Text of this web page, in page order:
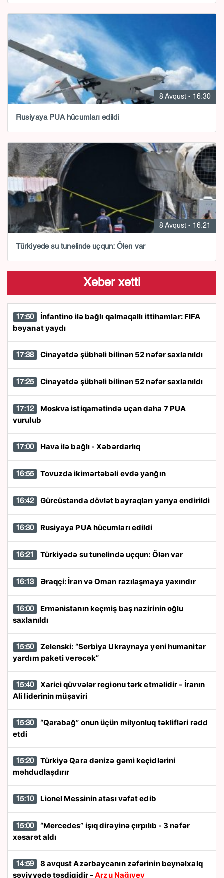
8 Avqust - 16:30
Rusiyaya PUA hücumları edildi
8 Avqust - 16:21
Türkiyədə su tunelində uçqun: Ölən var
Xəbər xətti
17:50
bəyanat yaydı
17:38 Cinayətdə şübhəli bilinən 52 nəfər saxlanıldı
17:25 Cinayətdə şübhəli bilinən 52 nəfər saxlanıldı
17:12
vurulub
17:00 Hava ilə bağlı - Xəbərdarlıq
16:55 Tovuzda ikimərtəbəli evdə yanğın
16:42 Gürcüstanda dövlət bayraqları yarıya endirildi
16:30 Rusiyaya PUA hücumları edildi
16:21 Türkiyədə su tunelində uçqun: Ölən var
16:13 Əraqçi: İran və Oman razılaşmaya yaxındır
16:00
saxlanıldı
15:50
yardım paketi verəcək”
15:40
Ali liderinin müşaviri
15:30
etdi
15:20
məhdudlaşdırır
15:10 Lionel Messinin atası vəfat edib
15:00
xəsarət aldı
14:59
səviyyədə təsdiqidir -Arzu Nağıyev